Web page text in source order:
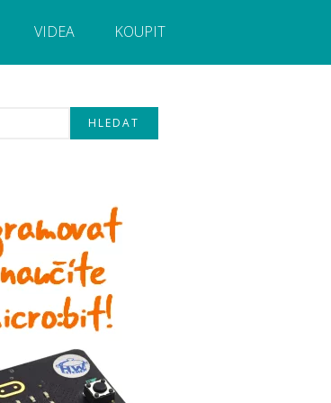
i tutoriály pro začátečníky i pro
VIDEA KOUPIT